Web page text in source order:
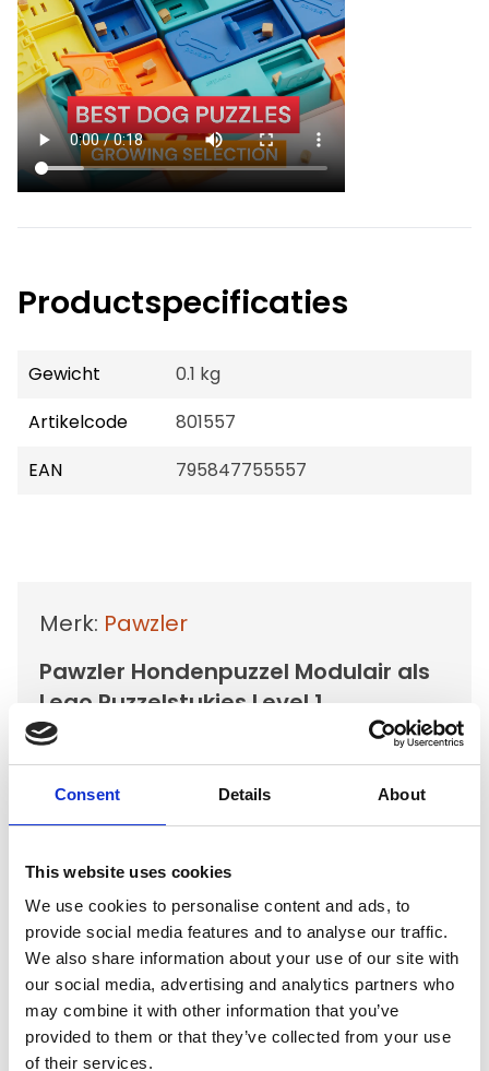
Consent Details About
This website uses cookies
We use cookies to personalise content and ads, to
provide social media features and to analyse our traffic.
We also share information about your use of our site with
our social media, advertising and analytics partners who
may combine it with other information that you’ve
provided to them or that they’ve collected from your use
of their services.
Productspecificaties
Gewicht
0.1 kg
Artikelcode
801557
EAN
795847755557
Merk: Pawzler
Pawzler Hondenpuzzel Modulair als
Lego Puzzelstukjes Level 1
Kies uw uitvoering
Niet op voorraad
Voor 15.00 uur besteld dezelfde werkdag
verzonden
Gratis verzending vanaf €50,-
Verzending €5,95 Nederland